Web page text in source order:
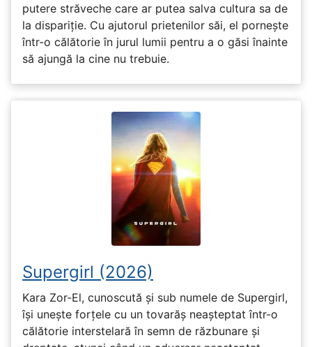
putere străveche care ar putea salva cultura sa de
la dispariție. Cu ajutorul prietenilor săi, el pornește
într-o călătorie în jurul lumii pentru a o găsi înainte
să ajungă la cine nu trebuie.
Supergirl (2026)
Kara Zor-El, cunoscută și sub numele de Supergirl,
își unește forțele cu un tovarăș neașteptat într-o
călătorie interstelară în semn de răzbunare și